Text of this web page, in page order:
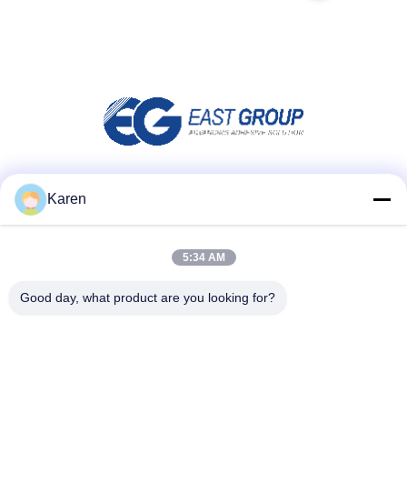
Karen
5:34 AM
Good day, what product are you looking for?